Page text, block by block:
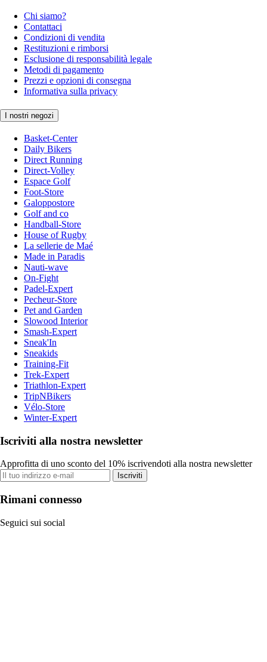
Chi siamo?
Contattaci
Condizioni di vendita
Restituzioni e rimborsi
Esclusione di responsabilità legale
Metodi di pagamento
Prezzi e opzioni di consegna
Informativa sulla privacy
I nostri negozi
Basket-Center
Daily Bikers
Direct Running
Direct-Volley
Espace Golf
Foot-Store
Galoppostore
Golf and co
Handball-Store
House of Rugby
La sellerie de Maé
Made in Paradis
Nauti-wave
On-Fight
Padel-Expert
Pecheur-Store
Pet and Garden
Slowood Interior
Smash-Expert
Sneak'In
Sneakids
Training-Fit
Trek-Expert
Triathlon-Expert
TripNBikers
Vélo-Store
Winter-Expert
Iscriviti alla nostra newsletter
Approfitta di uno sconto del 10% iscrivendoti alla nostra newsletter
Iscriviti
Rimani connesso
Seguici sui social